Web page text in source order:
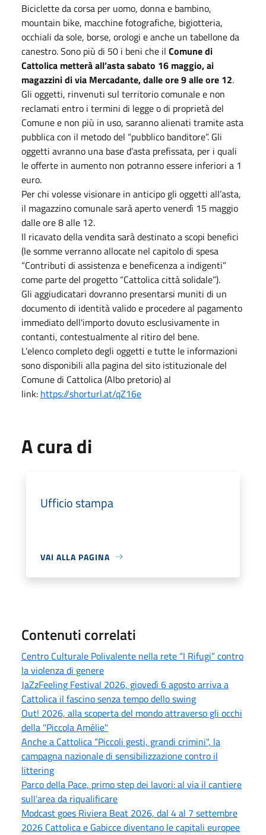
Biciclette da corsa per uomo, donna e bambino,
mountain bike, macchine fotografiche, bigiotteria,
occhiali da sole, borse, orologi e anche un tabellone da
canestro. Sono più di 50 i beni che il Comune di
Cattolica metterà all’asta sabato 16 maggio, ai
magazzini di via Mercadante, dalle ore 9 alle ore 12.
Gli oggetti, rinvenuti sul territorio comunale e non
reclamati entro i termini di legge o di proprietà del
Comune e non più in uso, saranno alienati tramite asta
pubblica con il metodo del “pubblico banditore”. Gli
oggetti avranno una base d’asta prefissata, per i quali
le offerte in aumento non potranno essere inferiori a 1
euro.
Per chi volesse visionare in anticipo gli oggetti all’asta,
il magazzino comunale sarà aperto venerdì 15 maggio
dalle ore 8 alle 12.
Il ricavato della vendita sarà destinato a scopi benefici
(le somme verranno allocate nel capitolo di spesa
“Contributi di assistenza e beneficenza a indigenti”
come parte del progetto “Cattolica città solidale”).
Gli aggiudicatari dovranno presentarsi muniti di un
documento di identità valido e procedere al pagamento
immediato dell'importo dovuto esclusivamente in
contanti, contestualmente al ritiro del bene.
L'elenco completo degli oggetti e tutte le informazioni
sono disponibili alla pagina del sito istituzionale del
Comune di Cattolica (Albo pretorio) al
link: https://shorturl.at/qZ16e
A cura di
Ufficio stampa
VAI ALLA PAGINA
Contenuti correlati
Centro Culturale Polivalente nella rete “I Rifugi” contro
la violenza di genere
JaZzFeeling Festival 2026, giovedì 6 agosto arriva a
Cattolica il fascino senza tempo dello swing
Out! 2026, alla scoperta del mondo attraverso gli occhi
della "Piccola Amélie"
Anche a Cattolica “Piccoli gesti, grandi crimini", la
campagna nazionale di sensibilizzazione contro il
littering
Parco della Pace, primo step dei lavori: al via il cantiere
sull’area da riqualificare
Modcast goes Riviera Beat 2026, dal 4 al 7 settembre
2026 Cattolica e Gabicce diventano le capitali europee